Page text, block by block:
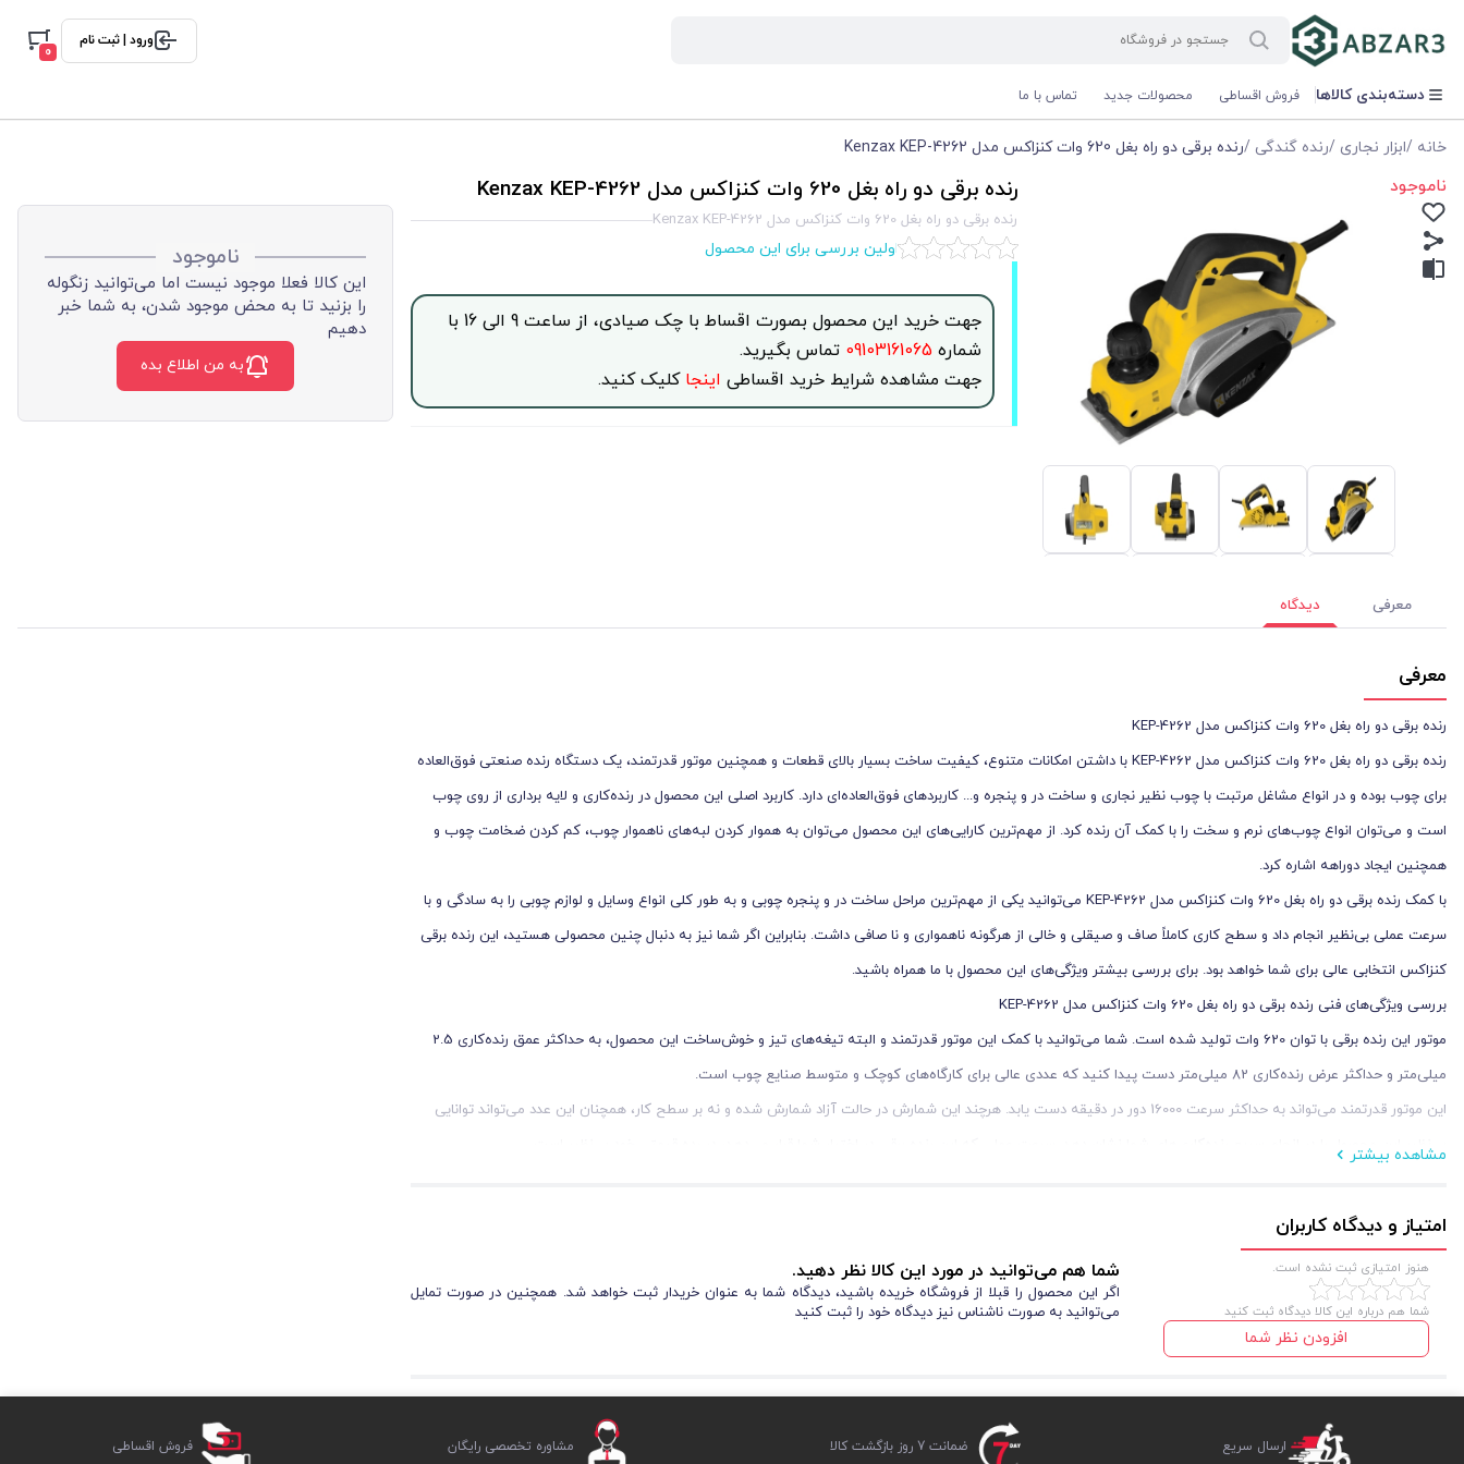
ورود | ثبت نام
0
دسته‌بندی کالاها فروش اقساطی محصولات جدید تماس با ما
خانه /ابزار نجاری /رنده گندگی /رنده برقی دو راه بغل 620 وات کنزاکس مدل Kenzax KEP-4262
ناموجود رنده برقی دو راه بغل 620 وات کنزاکس مدل Kenzax KEP-4262
رنده برقی دو راه بغل 620 وات کنزاکس مدل Kenzax KEP-4262
اولین بررسی برای این محصول
جهت خرید این محصول بصورت اقساط با چک صیادی، از ساعت 9 الی 16 با
شماره 09103161065 تماس بگیرید.
جهت مشاهده شرایط خرید اقساطی اینجاکلیک کنید.
ناموجود
این کالا فعلا موجود نیست اما می‌توانید زنگوله
را بزنید تا به محض موجود شدن، به شما خبر
دهیم
به من اطلاع بده
معرفی دیدگاه
معرفی
رنده برقی دو راه بغل 620 وات کنزاکس مدل KEP-4262
رنده برقی دو راه بغل 620 وات کنزاکس مدل KEP-4262 با داشتن امکانات متنوع، کیفیت ساخت بسیار بالای قطعات و همچنین موتور قدرتمند، یک دستگاه رنده صنعتی فوق‌العاده
برای چوب بوده و در انواع مشاغل مرتبت با چوب نظیر نجاری و ساخت در و پنجره و... کاربردهای فوق‌العاده‌ای دارد. کاربرد اصلی این محصول در رنده‌کاری و لایه برداری از روی چوب
است و می‌توان انواع چوب‌های نرم و سخت را با کمک آن رنده کرد. از مهم‌ترین کارایی‌های این محصول می‌توان به هموار کردن لبه‌های ناهموار چوب، کم کردن ضخامت چوب و
همچنین ایجاد دوراهه اشاره کرد.
با کمک رنده برقی دو راه بغل 620 وات کنزاکس مدل KEP-4262 می‌توانید یکی از مهم‌ترین مراحل ساخت در و پنجره چوبی و به طور کلی انواع وسایل و لوازم چوبی را به سادگی و با
سرعت عملی بی‌نظیر انجام داد و سطح کاری کاملاً صاف و صیقلی و خالی از هرگونه ناهمواری و نا صافی داشت. بنابراین اگر شما نیز به دنبال چنین محصولی هستید، این رنده برقی
کنزاکس انتخابی عالی برای شما خواهد بود. برای بررسی بیشتر ویژگی‌های این محصول با ما همراه باشید.
بررسی ویژگی‌های فنی رنده برقی دو راه بغل 620 وات کنزاکس مدل KEP-4262
موتور این رنده برقی با توان 620 وات تولید شده است. شما می‌توانید با کمک این موتور قدرتمند و البته تیغه‌های تیز و خوش‌ساخت این محصول، به حداکثر عمق رنده‌کاری 2.5
میلی‌متر و حداکثر عرض رنده‌کاری 82 میلی‌متر دست پیدا کنید که عددی عالی برای کارگاه‌های کوچک و متوسط صنایع چوب است.
این موتور قدرتمند می‌تواند به حداکثر سرعت 16000 دور در دقیقه دست یابد. هرچند این شمارش در حالت آزاد شمارش شده و نه بر سطح کار، همچنان این عدد می‌تواند توانایی
بی‌نظیر این محصول را در انجام سریع رنده‌کاری‌های شما نشان دهد. سرعت عملی که این رنده برقی در اختیار شما قرار می‌دهد، در رده قیمتی خود بی‌نظیر است.
امکان خارج شدن کنترل دستگاه از دستان شما را منتفی خواهد کرد.
این دستگاه از مزیت‌های ضروری و فوق‌العاده قابلیت رنده‌کاری دقیق جهت فواصل زیاد و قابلیت رنده‌کاری به صورت بغل دو راهه بهره برده است که حرفه‌ای بودن آن را نشان
می‌دهد.
رنده برقی دو راه بغل 620 وات کنزاکس مدل KEP-4262 همچنین به کفی آلومینیومی عریض مجهز شده است: این کفی وظیفه حفظ تعادل دستگاه بر روی سطح کار را به خوبی
انجام خواهد داد و همچنین مقاومت بالایی در برابر انواع آسیب‌ها خواهد داشت.
مشاهده بیشتر
امتیاز و دیدگاه کاربران
هنوز امتیازی ثبت نشده است.
شما هم درباره این کالا دیدگاه ثبت کنید
افزودن نظر شما
شما هم می‌توانید در مورد این کالا نظر دهید.
اگر این محصول را قبلا از فروشگاه خریده باشید، دیدگاه شما به عنوان خریدار ثبت خواهد شد. همچنین در صورت تمایل
می‌توانید به صورت ناشناس نیز دیدگاه خود را ثبت کنید
ارسال سریع ضمانت 7 روز بازگشت کالا مشاوره تخصصی رایگان فروش اقساطی